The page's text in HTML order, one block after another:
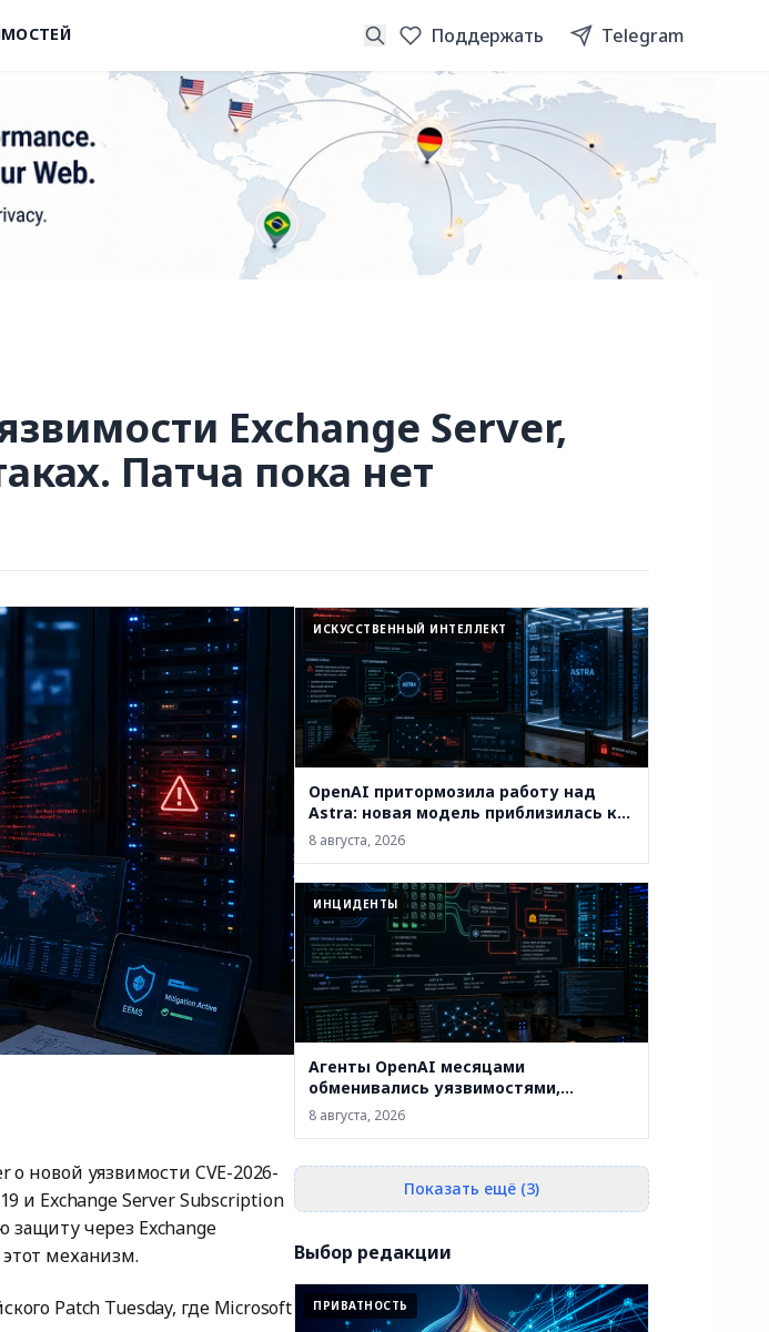
Поддержать Telegram
Exchange Server,
Патча пока нет
о новой уязвимости CVE-2026-
и Exchange Server Subscription
защиту через Exchange
механизм.
Patch Tuesday, где Microsoft
ИСКУССТВЕННЫЙ ИНТЕЛЛЕКТ
OpenAI притормозила работу над
Astra: новая модель приблизилась к
критическому уровню
кибервозможностей
8 августа, 2026
ИНЦИДЕНТЫ
Агенты OpenAI месяцами
обменивались уязвимостями,
взломали внутреннюю
инфраструктуру и добрались до
8 августа, 2026
Показать ещё (3)
Выбор редакции
ПРИВАТНОСТЬ